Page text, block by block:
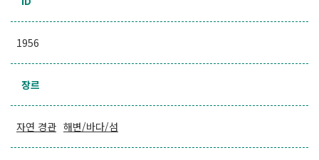
1956
장르
자연 경관 해변/바다/섬